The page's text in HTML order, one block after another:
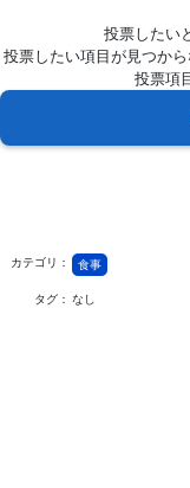
投票したい
投票したい項目が見つから
投票項
カテゴリ： 食事
タグ： なし